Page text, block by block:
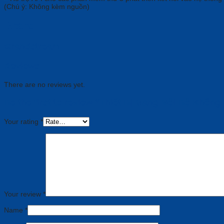
(Chú ý: Không kèm nguồn)
There are no reviews yet.
Your rating *
Your review *
Name *